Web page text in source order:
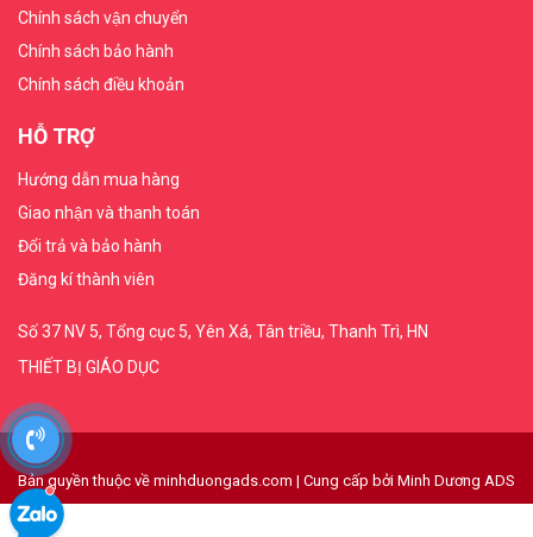
Chính sách vận chuyển
Chính sách bảo hành
Chính sách điều khoản
HỖ TRỢ
Hướng dẫn mua hàng
Giao nhận và thanh toán
Đổi trả và bảo hành
Đăng kí thành viên
Số 37 NV 5, Tổng cục 5, Yên Xá, Tân triều, Thanh Trì, HN
THIẾT BỊ GIÁO DỤC
Bản quyền thuộc về minhduongads.com | Cung cấp bởi Minh Dương ADS